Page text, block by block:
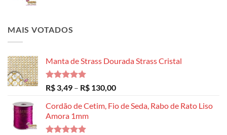
MAIS VOTADOS
Manta de Strass Dourada Strass Cristal
Avaliação
5.00
de 5
R$ 3,49 – R$ 130,00Faixa
preço:
Cordão de Cetim, Fio de Seda, Rabo de Rato Liso
Amora 1mm